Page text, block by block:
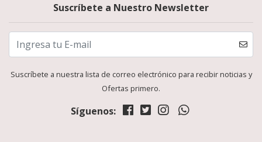
Suscríbete a Nuestro Newsletter
Suscríbete a nuestra lista de correo electrónico para recibir noticias y
Ofertas primero.
Síguenos: